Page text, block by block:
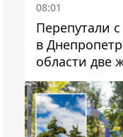
08:01
Перепутали
в
области две
отравились